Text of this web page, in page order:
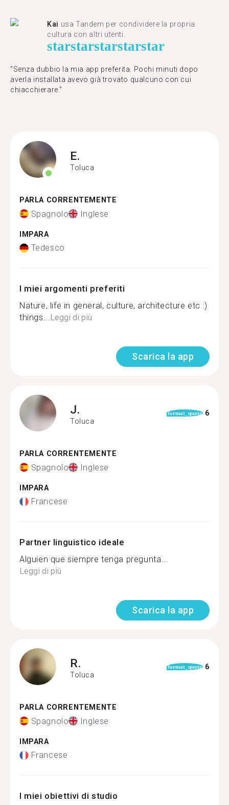
Kai usa Tandem per condividere la propria
cultura con altri utenti.
starstarstarstarstar
"Senza dubbio la mia app preferita. Pochi minuti dopo
averla installata avevo già trovato qualcuno con cui
chiacchierare."
E.
Toluca
PARLA CORRENTEMENTE
Spagnolo Inglese
IMPARA
Tedesco
I miei argomenti preferiti
Nature, life in general, culture, architecture etc :)
things...Leggi di più
Scarica la app
J.
Toluca
format_quote 6
PARLA CORRENTEMENTE
Spagnolo Inglese
IMPARA
Francese
Partner linguistico ideale
Alguien que siempre tenga pregunta...
Leggi di più
Scarica la app
R.
Toluca
format_quote 6
PARLA CORRENTEMENTE
Spagnolo Inglese
IMPARA
Francese
I miei obiettivi di studio